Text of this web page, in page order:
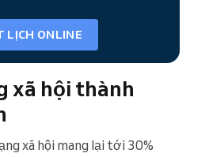
LỊCH ONLINE
xã hội thành
xã hội mang lại tới 30%